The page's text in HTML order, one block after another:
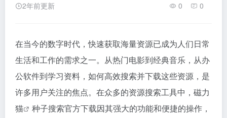
2年前更新 0 0
在当今的数字时代，快速获取海量资源已成为人们日常
生活和工作的需求之一。从热门电影到经典音乐，从办
公软件到学习资料，如何高效搜索并下载这些资源，是
许多用户关注的焦点。在众多的资源搜索工具中， 磁力
猫
种子搜索官方下载因其强大的功能和便捷的操作，